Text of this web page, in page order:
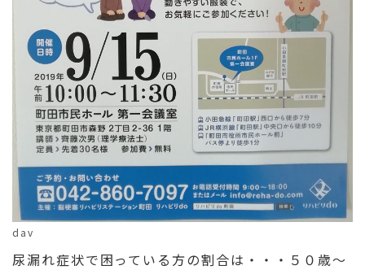
dav
尿漏れ症状で困っている方の割合は・・・５０歳～